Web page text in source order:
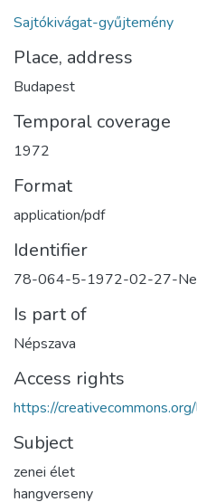
Sajtókivágat-gyűjtemény
Place, address
Budapest
Temporal coverage
1972
Format
application/pdf
Identifier
78-064-5-1972-02-27-
Is part of
Népszava
Access rights
https://
Subject
zenei élet
hangverseny